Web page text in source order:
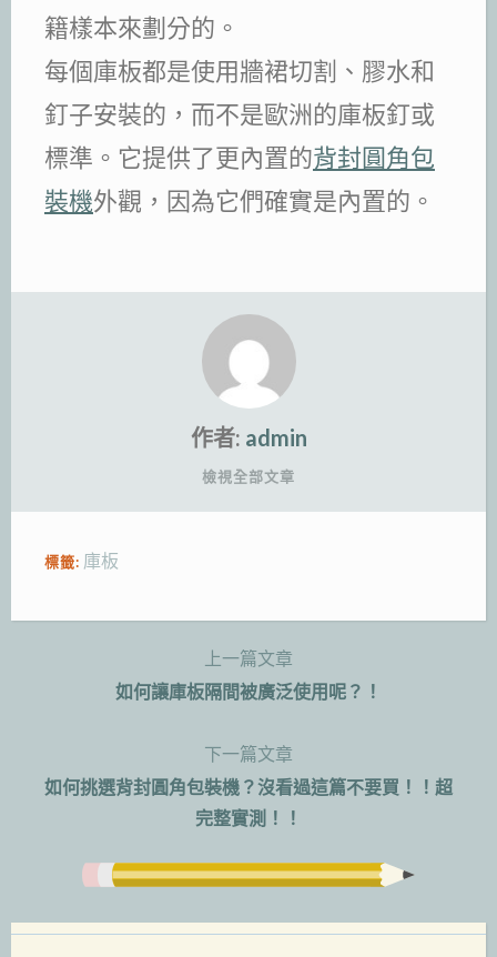
籍樣本來劃分的。
每個庫板都是使用牆裙切割、膠水和
釘子安裝的，而不是歐洲的庫板釘或
標準。它提供了更內置的背封圓角包
裝機外觀，因為它們確實是內置的。
作者: admin
檢視全部文章
標籤: 庫板
上一篇文章
如何讓庫板隔間被廣泛使用呢？！
下一篇文章
如何挑選背封圓角包裝機？沒看過這篇不要買！！超
完整實測！！